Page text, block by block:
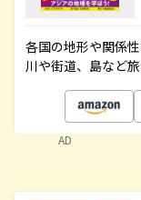
各国の地形や関係
川や街道、島など
AD